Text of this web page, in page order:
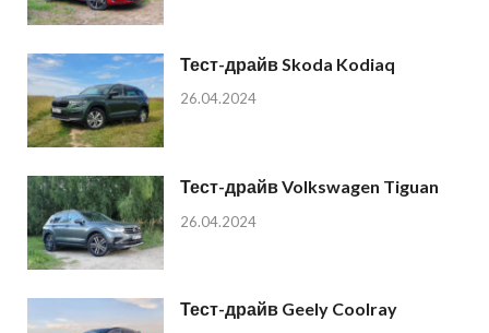
Тест-драйв Skoda Kodiaq
26.04.2024
Тест-драйв Volkswagen Tiguan
26.04.2024
Тест-драйв Geely Coolray